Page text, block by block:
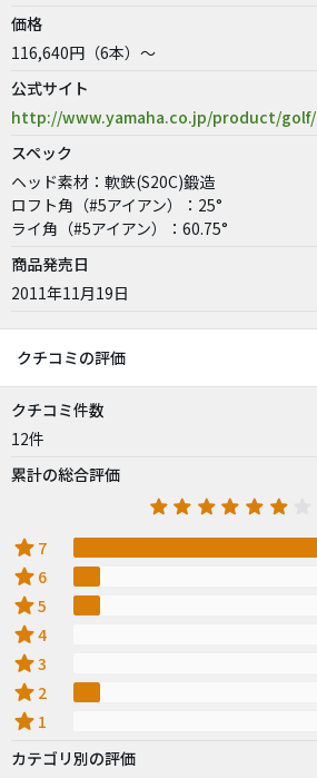
価格
116,640円（6本）～
公式サイト
http://www.yamaha.co.jp/product/golf/
スペック
ヘッド素材：軟鉄(S20C)鍛造
ロフト角（#5アイアン）：25°
ライ角（#5アイアン）：60.75°
商品発売日
2011年11月19日
クチコミの評価
クチコミ件数
12件
累計の総合評価
star 7
star 6
star5
star4
star3
star 2
star 1
カテゴリ別の評価